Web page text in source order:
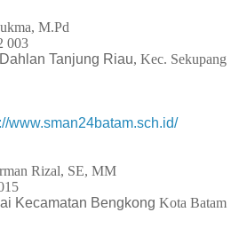
M.Pd
003
Tanjung Riau, Kec. Sekupang
www.sman24batam.sch.id/
Rizal, SE, MM
Kecamatan Bengkong Kota Batam